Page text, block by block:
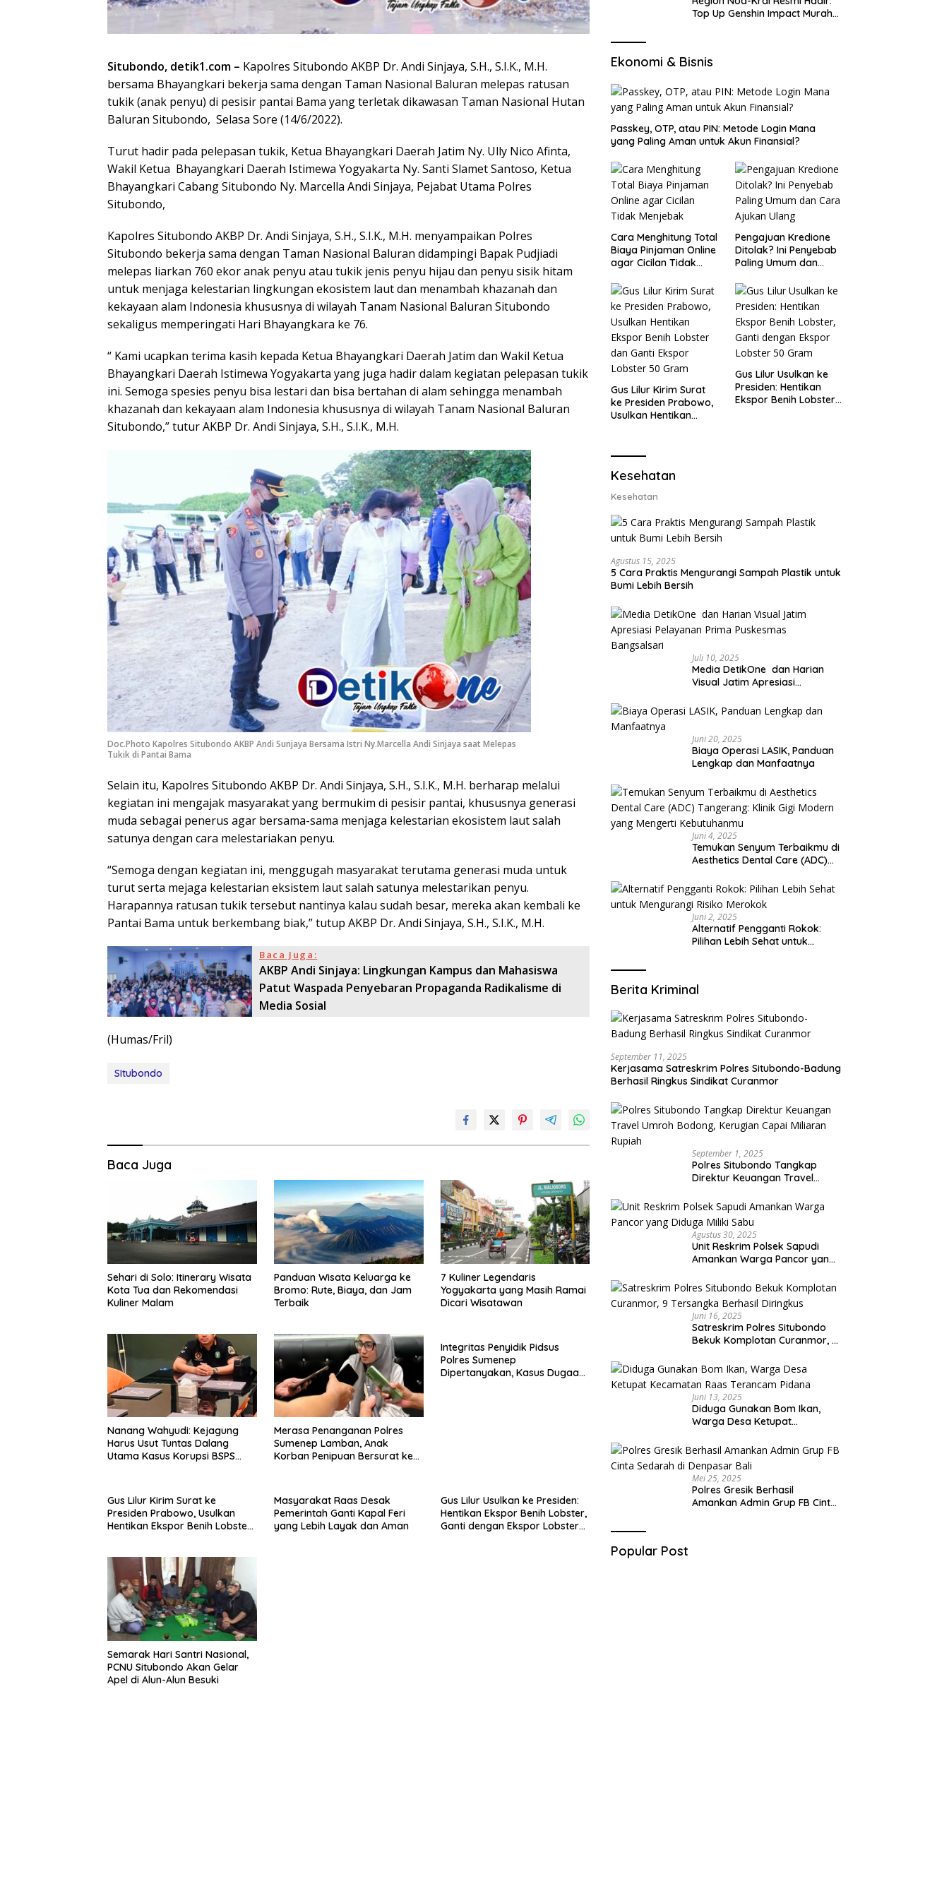
Situbondo, detik1.com – Kapolres Situbondo AKBP Dr. Andi Sinjaya, S.H., S.I.K., M.H.
bersama Bhayangkari bekerja sama dengan Taman Nasional Baluran melepas ratusan
tukik (anak penyu) di pesisir pantai Bama yang terletak dikawasan Taman Nasional Hutan
Baluran Situbondo, Selasa Sore (14/6/2022).
Turut hadir pada pelepasan tukik, Ketua Bhayangkari Daerah Jatim Ny. Ully Nico Afinta,
Wakil Ketua Bhayangkari Daerah Istimewa Yogyakarta Ny. Santi Slamet Santoso, Ketua
Bhayangkari Cabang Situbondo Ny. Marcella Andi Sinjaya, Pejabat Utama Polres
Situbondo,
Kapolres Situbondo AKBP Dr. Andi Sinjaya, S.H., S.I.K., M.H. menyampaikan Polres
Situbondo bekerja sama dengan Taman Nasional Baluran didampingi Bapak Pudjiadi
melepas liarkan 760 ekor anak penyu atau tukik jenis penyu hijau dan penyu sisik hitam
untuk menjaga kelestarian lingkungan ekosistem laut dan menambah khazanah dan
kekayaan alam Indonesia khususnya di wilayah Tanam Nasional Baluran Situbondo
sekaligus memperingati Hari Bhayangkara ke 76.
“ Kami ucapkan terima kasih kepada Ketua Bhayangkari Daerah Jatim dan Wakil Ketua
Bhayangkari Daerah Istimewa Yogyakarta yang juga hadir dalam kegiatan pelepasan tukik
ini. Semoga spesies penyu bisa lestari dan bisa bertahan di alam sehingga menambah
khazanah dan kekayaan alam Indonesia khususnya di wilayah Tanam Nasional Baluran
Situbondo,” tutur AKBP Dr. Andi Sinjaya, S.H., S.I.K., M.H.
Doc.Photo Kapolres Situbondo AKBP Andi Sunjaya Bersama Istri Ny.Marcella Andi Sinjaya saat Melepas
Tukik di Pantai Bama
Selain itu, Kapolres Situbondo AKBP Dr. Andi Sinjaya, S.H., S.I.K., M.H. berharap melalui
kegiatan ini mengajak masyarakat yang bermukim di pesisir pantai, khususnya generasi
muda sebagai penerus agar bersama-sama menjaga kelestarian ekosistem laut salah
satunya dengan cara melestariakan penyu.
“Semoga dengan kegiatan ini, menggugah masyarakat terutama generasi muda untuk
turut serta mejaga kelestarian eksistem laut salah satunya melestarikan penyu.
Harapannya ratusan tukik tersebut nantinya kalau sudah besar, mereka akan kembali ke
Pantai Bama untuk berkembang biak,” tutup AKBP Dr. Andi Sinjaya, S.H., S.I.K., M.H.
Baca Juga:
AKBP Andi Sinjaya: Lingkungan Kampus dan Mahasiswa
Patut Waspada Penyebaran Propaganda Radikalisme di
Media Sosial
(Humas/Fril)
SItubondo
Baca Juga
Sehari di Solo: Itinerary Wisata
Kota Tua dan Rekomendasi
Kuliner Malam
Panduan Wisata Keluarga ke
Bromo: Rute, Biaya, dan Jam
Terbaik
7 Kuliner Legendaris
Yogyakarta yang Masih Ramai
Dicari Wisatawan
Nanang Wahyudi: Kejagung
Harus Usut Tuntas Dalang
Utama Kasus Korupsi BSPS
Merasa Penanganan Polres
Sumenep Lamban, Anak
Korban Penipuan Bersurat ke
Integritas Penyidik Pidsus
Polres Sumenep
Dipertanyakan, Kasus Dugaan
Gus Lilur Kirim Surat ke
Presiden Prabowo, Usulkan
Hentikan Ekspor Benih Lobster
Masyarakat Raas Desak
Pemerintah Ganti Kapal Feri
yang Lebih Layak dan Aman
Gus Lilur Usulkan ke Presiden:
Hentikan Ekspor Benih Lobster,
Ganti dengan Ekspor Lobster
Semarak Hari Santri Nasional,
PCNU Situbondo Akan Gelar
Apel di Alun-Alun Besuki
Top Up Genshin Impact Murah
Ekonomi & Bisnis
Passkey, OTP, atau PIN: Metode Login Mana
yang Paling Aman untuk Akun Finansial?
Cara Menghitung Total
Biaya Pinjaman Online
agar Cicilan Tidak
Pengajuan Kredione
Ditolak? Ini Penyebab
Paling Umum dan
Gus Lilur Kirim Surat
ke Presiden Prabowo,
Usulkan Hentikan
Lobster 50 Gram
Gus Lilur Usulkan ke
Presiden: Hentikan
Ekspor Benih Lobster,
Kesehatan
Kesehatan
Agustus 15, 2025
5 Cara Praktis Mengurangi Sampah Plastik untuk
Bumi Lebih Bersih
Juli 10, 2025
Media DetikOne dan Harian
Visual Jatim Apresiasi
Bangsalsari
Juni 20, 2025
Biaya Operasi LASIK, Panduan
Lengkap dan Manfaatnya
Juni 4, 2025
Temukan Senyum Terbaikmu di
Aesthetics Dental Care (ADC)
yang Mengerti Kebutuhanmu
Juni 2, 2025
Alternatif Pengganti Rokok:
Pilihan Lebih Sehat untuk
Berita Kriminal
September 11, 2025
Kerjasama Satreskrim Polres Situbondo-Badung
Berhasil Ringkus Sindikat Curanmor
September 1, 2025
Polres Situbondo Tangkap
Direktur Keuangan Travel
Capai Miliaran Rupiah
Agustus 30, 2025
Unit Reskrim Polsek Sapudi
Amankan Warga Pancor yang
Juni 16, 2025
Satreskrim Polres Situbondo
Bekuk Komplotan Curanmor, 9
Juni 13, 2025
Diduga Gunakan Bom Ikan,
Warga Desa Ketupat
Pidana
Mei 25, 2025
Polres Gresik Berhasil
Amankan Admin Grup FB Cinta
Popular Post